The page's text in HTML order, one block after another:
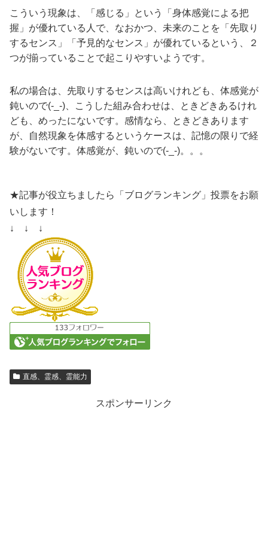
こういう現象は、「感じる」という「身体感覚による把
握」が優れている人で、なおかつ、未来のことを「先取り
するセンス」「予見的なセンス」が優れているという、２
つが揃っていることで起こりやすいようです。
私の場合は、先取りするセンスは高いけれども、体感覚が
鈍いので(-_-)、こうした組み合わせは、ときどきあるけれ
ども、めったにないです。感情なら、ときどきあります
が、自然現象を体感するというケースは、記憶の限りで経
験がないです。体感覚が、鈍いので(-_-)。。。
★記事が役立ちましたら「ブログランキング」投票をお願
いします！
↓ ↓ ↓
直感、霊感、霊能力
スポンサーリンク